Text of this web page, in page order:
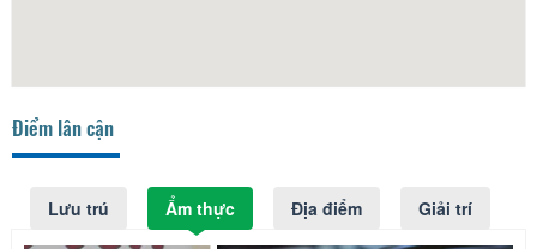
Điểm lân cận
Lưu trú Ẩm thực Địa điểm Giải trí